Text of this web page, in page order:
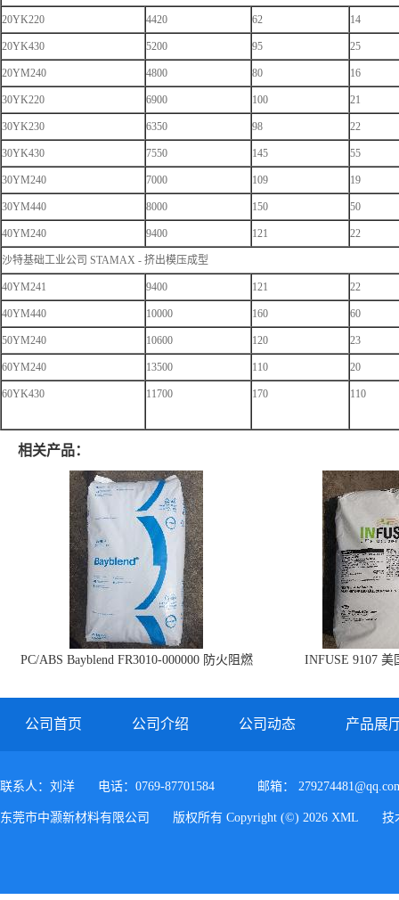
20YK220 4420 62 14
20YK430 5200 95 25
20YM240 4800 80 16
30YK220 6900 100 21
30YK230 6350 98 22
30YK430 7550 145 55
30YM240 7000 109 19
30YM440 8000 150 50
40YM240 9400 121 22
沙特基础工业公司 STAMAX - 挤出模压成型
40YM241 9400 121 22
40YM440 10000 160 60
50YM240 10600 120 23
60YM240 13500 110 20
60YK430 11700 170 110
相关产品：
PC/ABS Bayblend FR3010-000000 防火阻燃
INFUSE 9107 美
公司首页 公司介绍 公司动态 产品展
联系人：刘洋 电话：0769-87701584 邮箱：
东莞市中灏新材料有限公司 版权所有 Copyright (©) 2026 XML 技